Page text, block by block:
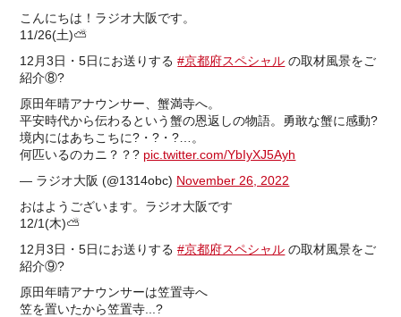
こんにちは！ラジオ大阪です。
11/26(土)⛅️
12月3日・5日にお送りする#京都府スペシャル の取材風景をご
紹介⑧?
原田年晴アナウンサー、蟹満寺へ。
平安時代から伝わるという蟹の恩返しの物語。勇敢な蟹に感動?
境内にはあちこちに?・?・?…。
何匹いるのカニ？？? pic.twitter.com/YbIyXJ5Ayh
— ラジオ大阪 (@1314obc) November 26, 2022
おはようございます。ラジオ大阪です
12/1(木)⛅️
12月3日・5日にお送りする#京都府スペシャル の取材風景をご
紹介⑨?
原田年晴アナウンサーは笠置寺へ
笠を置いたから笠置寺...?